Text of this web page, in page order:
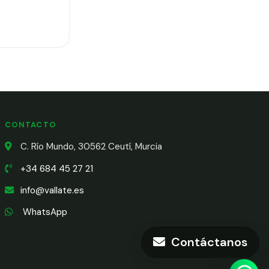
Contáctanos
CONTACTO
C. Río Mundo, 30562 Ceutí, Murcia
+34 684 45 27 21
info@vallate.es
WhatsApp